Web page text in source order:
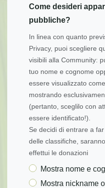
Come desideri
pubbliche?
In linea con quanto
Privacy, puoi scegliere
visibili alla Community:
tuo nome e cognome
essere visualizzato
mostrando
(pertanto, sceglilo con
essere identificato!).
Se decidi di entrare a
delle classifiche,
effettui le donazioni
Mostra nome e
Mostra nickname